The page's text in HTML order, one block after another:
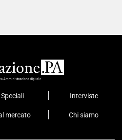
Speciali Interviste
mercato Chi siamo